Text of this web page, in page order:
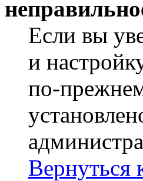
Если вы
и
по-
Вернуться